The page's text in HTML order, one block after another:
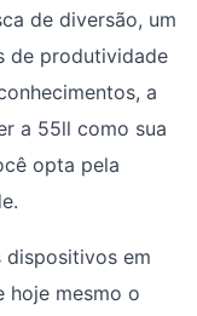
de diversão, um
de produtividade
a
a 55ll como sua
opta pela
dispositivos em
hoje mesmo o